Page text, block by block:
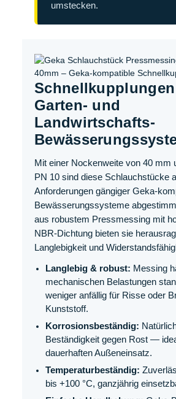
umstecken.
Garten- und
Landwirtschafts-
Mit einer Nockenweite von 40 mm
PN 10 sind diese Schlauchstücke
Anforderungen gängiger Geka-
Bewässerungssysteme
aus robustem Pressmessing mit
NBR-Dichtung bieten sie
Langlebigkeit und
Langlebig & robust: Messing
mechanischen Belastungen
weniger anfällig für Risse oder
Kunststoff.
Korrosionsbeständig:
Beständigkeit gegen Rost —
dauerhaften Außeneinsatz.
Temperaturbeständig:
bis +100 °C, ganzjährig